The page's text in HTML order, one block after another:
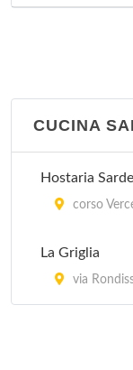
CUCINA
Hostaria
corso
La Griglia
via